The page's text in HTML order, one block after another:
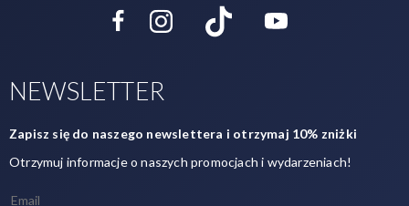
NEWSLETTER
Zapisz się do naszego newslettera i otrzymaj 10% zniżki
Otrzymuj informacje o naszych promocjach i wydarzeniach!